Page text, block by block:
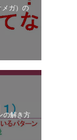
メガ）の
の解き方